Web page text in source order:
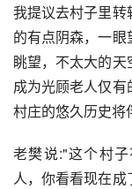
我提议去村子里
的有点阴森，一
眺望，不太大的天
成为光顾老人仅
村庄的悠久历史
老樊说:"这个村
人，你看看现在